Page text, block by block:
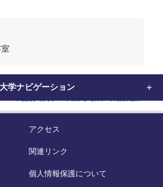
学ナビゲーション
アクセス
関連リンク
個人情報保護について